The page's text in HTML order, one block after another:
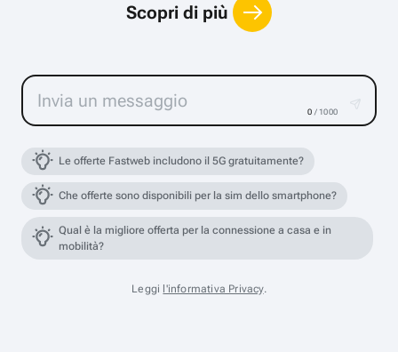
Scopri di più
0 / 1000
Le offerte Fastweb includono il 5G gratuitamente?
Che offerte sono disponibili per la sim dello smartphone?
Qual è la migliore offerta per la connessione a casa e in
mobilità?
Leggi l'informativa Privacy.